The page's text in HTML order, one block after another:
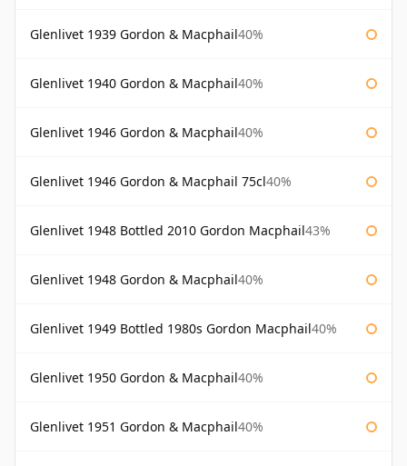
Glenlivet 1939 Gordon & Macphail40%
Glenlivet 1940 Gordon & Macphail40%
Glenlivet 1946 Gordon & Macphail40%
Glenlivet 1946 Gordon & Macphail 75cl40%
Glenlivet 1948 Bottled 2010 Gordon Macphail43%
Glenlivet 1948 Gordon & Macphail40%
Glenlivet 1949 Bottled 1980s Gordon Macphail40%
Glenlivet 1950 Gordon & Macphail40%
Glenlivet 1951 Gordon & Macphail40%